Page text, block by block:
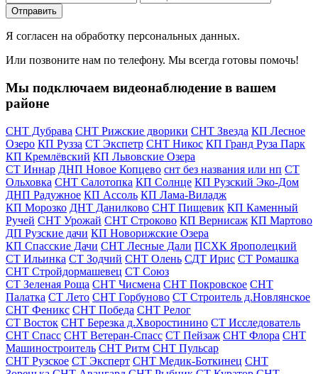
Отправить
Я согласен на обработку персональных данных.
Или позвоните нам по телефону. Мы всегда готовы помочь!
Мы подключаем видеонаблюдение в вашем
районе
СНТ Дубрава СНТ Рижские дворики СНТ Звезда КП Лесное
Озеро КП Рузза СТ Экспетр СНТ Никос КП Гранд Руза Парк
КП Кремлёвский КП Львовские Озера
СТ Иннар ДНП Новое Копцево снт без названия или нп СТ
Ольховка СНТ Салотопка КП Солнце КП Рузский Эко-Дом
ДНП Радужное КП Ассоль КП Лама-Виладж
КП Морозко ДНТ Данилково СНТ Пищевик КП Каменный
Ручей СНТ Урожай СНТ Строково КП Вернисаж КП Мартово
ДП Рузские дачи КП Новорижские Озера
КП Спасские Дачи СНТ Лесные Дали ПСХК Ярополецкий
СТ Ильинка СТ Зодчий СНТ Олень СДТ Ирис СТ Ромашка
СНТ Стройдормашевец СТ Союз
СТ Зеленая Роща СНТ Чисмена СНТ Покровское СНТ
Палатка СТ Лето СНТ Горбуново СТ Строитель д.Новлянское
СНТ Феникс СНТ Победа СНТ Релог
СТ Восток СНТ Березка д.Хворостинино СТ Исследователь
СНТ Спасс СНТ Ветеран-Спасс СТ Пейзаж СНТ Флора СНТ
Машиностроитель СНТ Ритм СНТ Пульсар
СНТ Рузское СТ Эксперт СНТ Медик-Боткинец СНТ